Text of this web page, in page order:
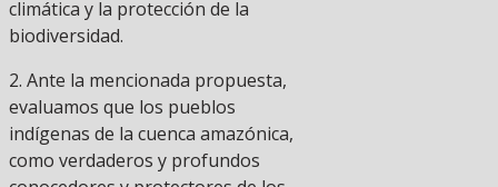
climática y la protección de la
biodiversidad.
2. Ante la mencionada propuesta,
evaluamos que los pueblos
indígenas de la cuenca amazónica,
como verdaderos y profundos